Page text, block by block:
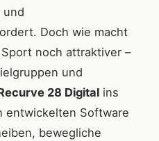
und
Doch wie macht
noch attraktiver –
und
28 Digital ins
entwickelten Software
bewegliche